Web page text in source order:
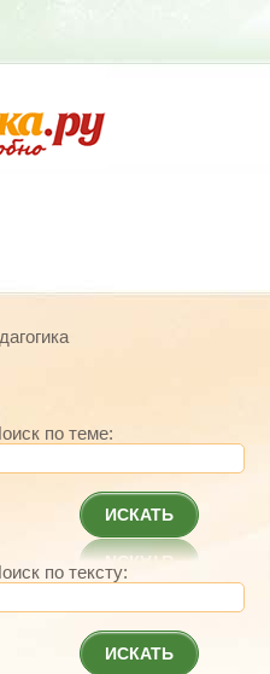
по теме:
ИСКАТЬ
по тексту:
ИСКАТЬ